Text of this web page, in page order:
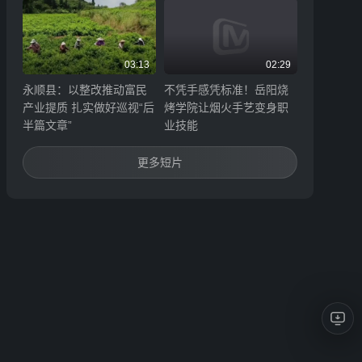
03:13
永顺县：以整改推动富民
产业提质 扎实做好巡视“后
半篇文章”
02:29
不凭手感凭标准！岳阳烧
烤学院让烟火手艺变身职
业技能
更多短片